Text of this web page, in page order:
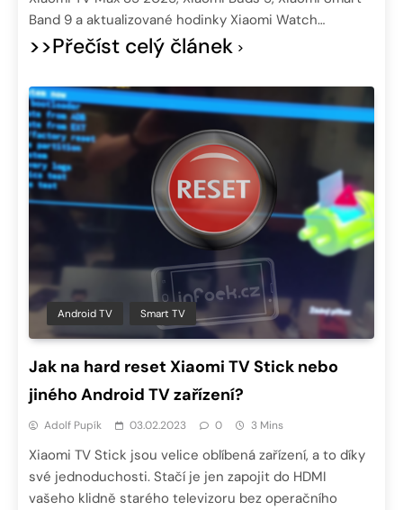
Band 9 a aktualizované hodinky Xiaomi Watch…
>>Přečíst celý článek
Android TV Smart TV
Jak na hard reset Xiaomi TV Stick nebo
jiného Android TV zařízení?
Adolf Pupík 03.02.2023 0 3 Mins
Xiaomi TV Stick jsou velice oblíbená zařízení, a to díky
své jednoduchosti. Stačí je jen zapojit do HDMI
vašeho klidně starého televizoru bez operačního